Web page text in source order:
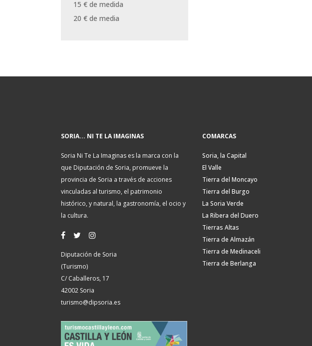
15 € de medida
20 € de media
SORIA... NI TE LA IMAGINAS
Soria Ni Te La Imaginas es la marca con la
que Diputación de Soria, promueve la
provincia de Soria a través de acciones
vinculadas al turismo, el patrimonio
histórico, y natural, la gastronomía, el ocio y
la cultura.
Diputación de Soria
(Turismo)
C/ Caballeros, 17
42002 Soria
turismo@dipsoria.es
COMARCAS
Soria, la Capital
El Valle
Tierra del Moncayo
Tierra del Burgo
La Soria Verde
La Ribera del Duero
Tierras Altas
Tierra de Almazán
Tierra de Medinaceli
Tierra de Berlanga